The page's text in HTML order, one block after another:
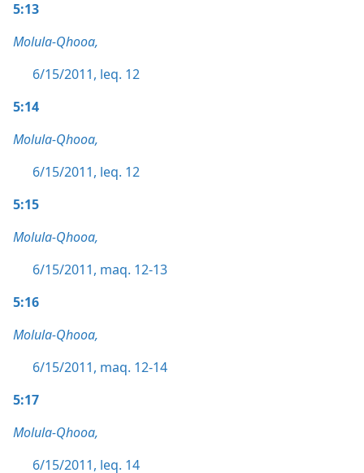
5:13
Molula-Qhooa,
6/15/2011, leq. 12
5:14
Molula-Qhooa,
6/15/2011, leq. 12
5:15
Molula-Qhooa,
6/15/2011, maq. 12-13
5:16
Molula-Qhooa,
6/15/2011, maq. 12-14
5:17
Molula-Qhooa,
6/15/2011, leq. 14